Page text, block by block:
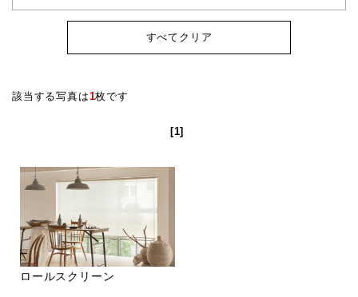
すべてクリア
該当する写真は1枚です
[1]
ロールスクリーン